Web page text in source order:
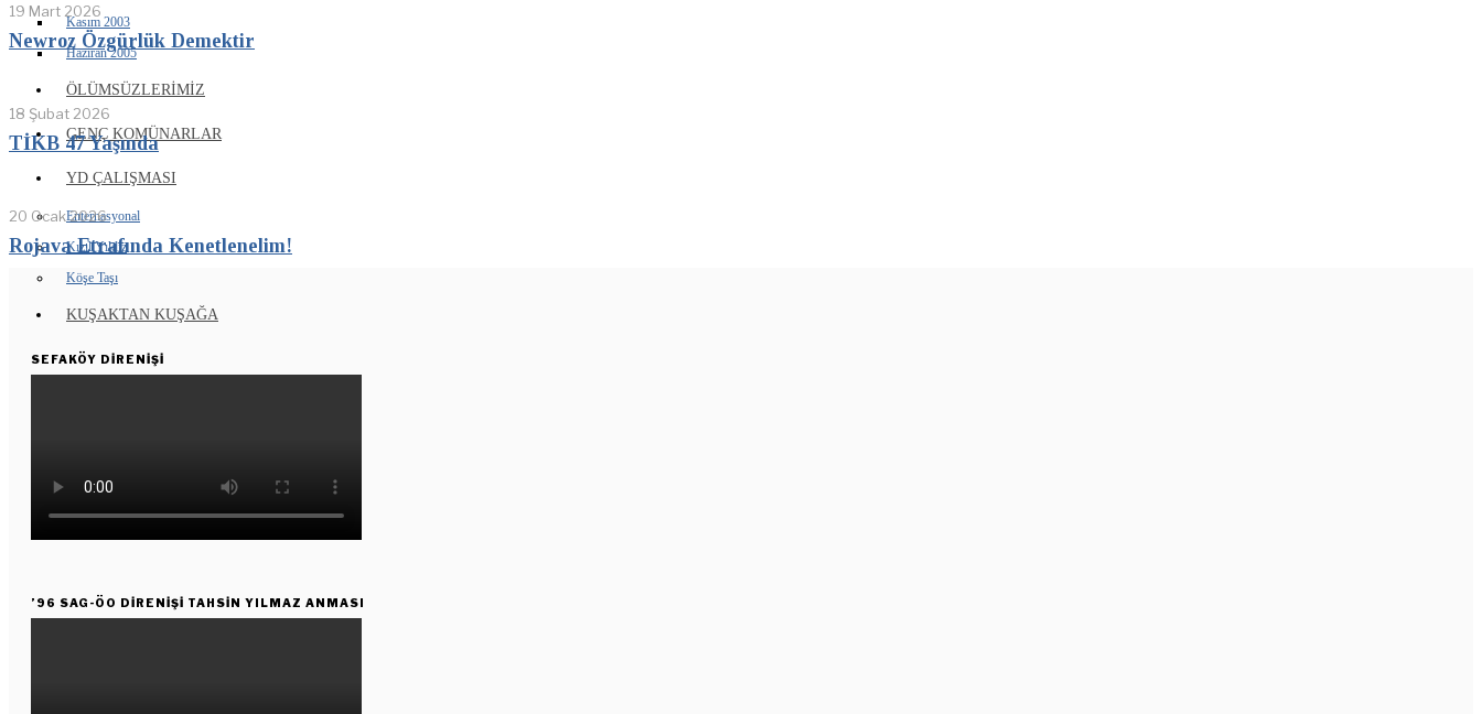
Kasım 2003
Haziran 2005
ÖLÜMSÜZLERIMIZ
GENÇ KOMÜNARLAR
YD ÇALIŞMASI
Enternasyonal
Kızıl Yıldız
Köşe Taşı
KUŞAKTAN KUŞAĞA
19 Mart 2026
Newroz Özgürlük Demektir
18 Şubat 2026
TİKB 47 Yaşında
20 Ocak 2026
Rojava Etrafında Kenetlenelim!
SEFAKÖY DIRENIŞI
’96 SAG-ÖO DİRENİŞİ TAHSİN YILMAZ ANMASI